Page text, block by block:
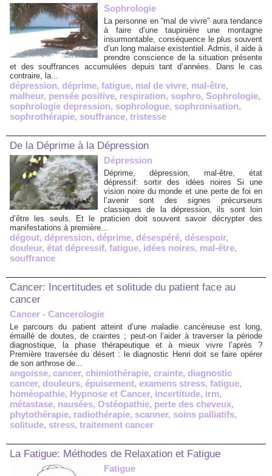
Sophrologie
La personne en “mal de vivre” aura tendance
à faire d’une taupinière une montagne
insurmontable, conséquence le plus souvent
d’un long malaise existentiel. Admis, il aide à
prendre conscience de la situation présente
et des souffrances accumulées depuis tant d’années. Dans le cas
contraire, la...
dépression, déprime, fatigue, mal de vivre, mal-être,
malheur, pensée positive, respiration, sophro, Sophrologie,
sophrologie depression, sophrologue, sophronisation,
sophrothérapie, souffrance, tristesse
De la Déprime à la Dépression
Dépression
Déprime, dépression, mal-être, état
dépressif: sortir des idées noires Si une
vision noire du monde et une perte de foi en
l’avenir sont des signes précurseurs
classiques de la dépression, ils sont loin
d’être les seuls. Et le praticien doit souvent savoir décrypter des
manifestations à première...
dégout, dépression, déprime, désespéré, désespoir,
douleur, état dépressif, fatigue, idées noires, mal-être,
souffrance
Cancer: Incertitudes et solitude du patient face au
cancer
Cancer - Cancerologie
Le parcours du patient atteint d’une maladie cancéreuse est long,
émaillé de doutes, de craintes ; peut-on l’aider à traverser la période
diagnostique, la phase thérapeutique et à mieux vivre l’après ?
Première traversée du désert : le diagnostic Henri doit se faire opérer
de son arthrose de...
angoisse, cancer, chimiothérapie, crainte, diagnostic
cancer, douleurs, épuisement, examens stress, fatigue,
homéopathie, Hypnose et Cancer, incertitude, irm,
métastase, nausées, Ostéopathie, perte des cheveux,
phytothérapie, radiothérapie, scanner, soins palliatifs,
solitude, stress, traitement cancer
La Fatigue: Méthodes de Relaxation et Fatigue
Fatigue